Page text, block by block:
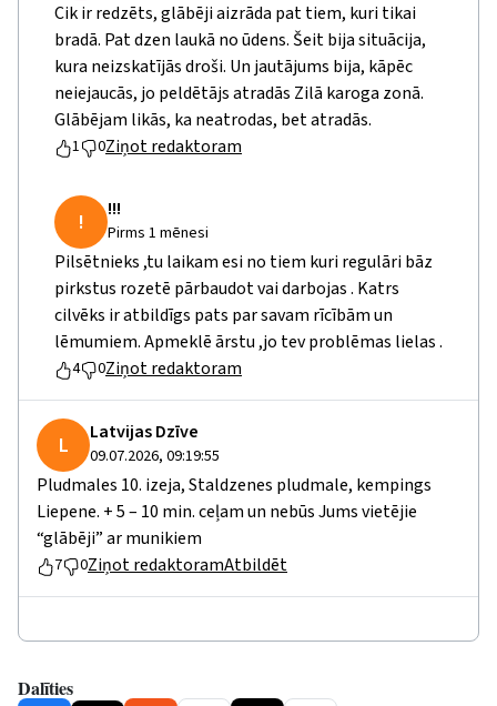
Cik ir redzēts, glābēji aizrāda pat tiem, kuri tikai
bradā. Pat dzen laukā no ūdens. Šeit bija situācija,
kura neizskatījās droši. Un jautājums bija, kāpēc
neiejaucās, jo peldētājs atradās Zilā karoga zonā.
Glābējam likās, ka neatrodas, bet atradās.
1 0Ziņot redaktoram
! !!!
Pirms 1 mēnesi
Pilsētnieks ,tu laikam esi no tiem kuri regulāri bāz
pirkstus rozetē pārbaudot vai darbojas . Katrs
cilvēks ir atbildīgs pats par savam rīcībām un
lēmumiem. Apmeklē ārstu ,jo tev problēmas lielas .
4 0Ziņot redaktoram
L Latvijas Dzīve
09.07.2026, 09:19:55
Pludmales 10. izeja, Staldzenes pludmale, kempings
Liepene. + 5 – 10 min. ceļam un nebūs Jums vietējie
“glābēji” ar munikiem
7 0Ziņot redaktoramAtbildēt
Dalīties